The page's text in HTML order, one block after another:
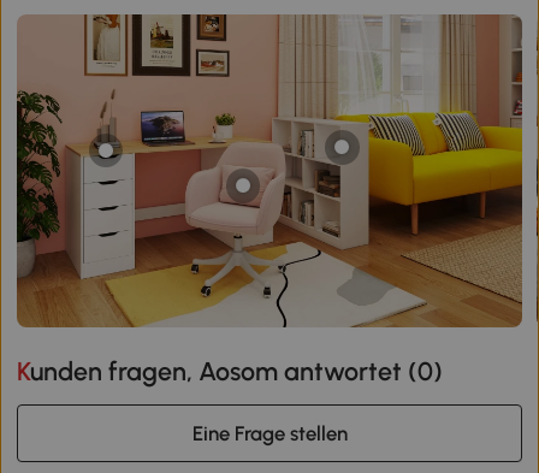
Kunden fragen, Aosom antwortet (0)
Eine Frage stellen